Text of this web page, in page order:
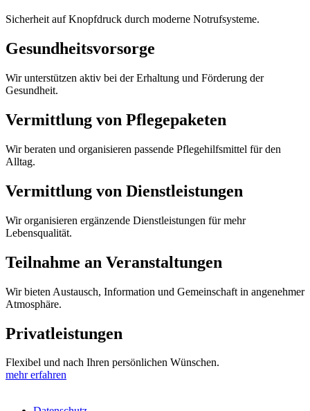
Sicherheit auf Knopfdruck durch moderne Notrufsysteme.
Gesundheits­vorsorge
Wir unterstützen aktiv bei der Erhaltung und Förderung der
Gesundheit.
Vermittlung von Pflegepaketen
Wir beraten und organisieren passende Pflegehilfsmittel für den
Alltag.
Vermittlung von Dienstleistungen
Wir organisieren ergänzende Dienstleistungen für mehr
Lebensqualität.
Teilnahme an Veranstaltungen
Wir bieten Austausch, Information und Gemeinschaft in angenehmer
Atmosphäre.
Privatleistungen
Flexibel und nach Ihren persönlichen Wünschen.
mehr erfahren